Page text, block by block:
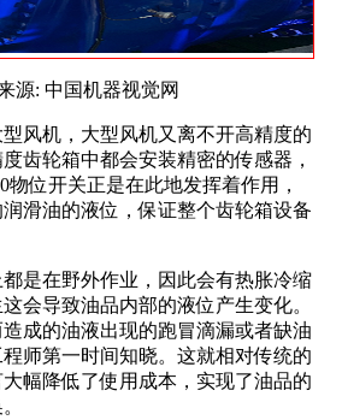
源: 中国机器视觉网
风机，大型风机又离不开高精度的
齿轮箱中都会安装精密的传感器，
物位开关正是在此地发挥着作用，
滑油的液位，保证整个齿轮箱设备
是在野外作业，因此会有热胀冷缩
会导致油品内部的液位产生变化。
成的油液出现的跑冒滴漏或者缺油
师第一时间知晓。这就相对传统的
幅降低了使用成本，实现了油品的